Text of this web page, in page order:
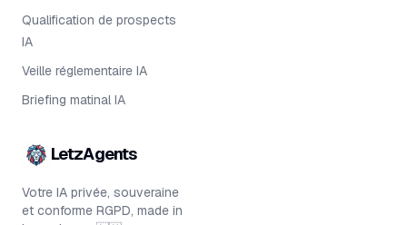
Qualification de prospects
IA
Veille réglementaire IA
Briefing matinal IA
LetzAgents
Votre IA privée, souveraine
et conforme RGPD, made in